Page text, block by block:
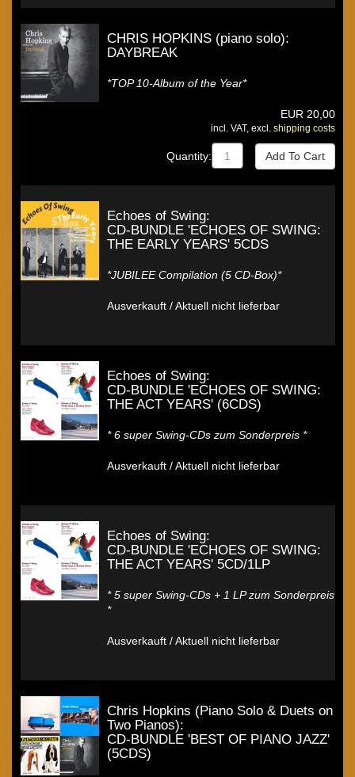
CHRIS HOPKINS (piano solo):
DAYBREAK
*TOP 10-Album of the Year*
EUR 20,00
incl. VAT, excl. shipping costs
Quantity:
Echoes of Swing:
CD-BUNDLE 'ECHOES OF SWING:
THE EARLY YEARS' 5CDS
*JUBILEE Compilation (5 CD-Box)*
Ausverkauft / Aktuell nicht lieferbar
Echoes of Swing:
CD-BUNDLE 'ECHOES OF SWING:
THE ACT YEARS' (6CDS)
* 6 super Swing-CDs zum Sonderpreis *
Ausverkauft / Aktuell nicht lieferbar
Echoes of Swing:
CD-BUNDLE 'ECHOES OF SWING:
THE ACT YEARS' 5CD/1LP
* 5 super Swing-CDs + 1 LP zum Sonderpreis
*
Ausverkauft / Aktuell nicht lieferbar
Chris Hopkins (Piano Solo & Duets on
Two Pianos):
CD-BUNDLE 'BEST OF PIANO JAZZ'
(5CDS)